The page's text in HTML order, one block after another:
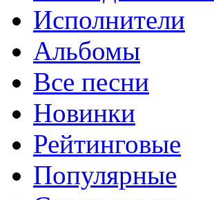
Исполнители
Альбомы
Все песни
Новинки
Рейтинговые
Популярные